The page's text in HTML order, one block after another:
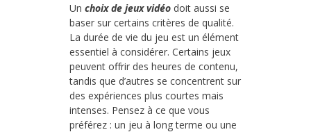
Un choix de jeux vidéo doit aussi se
baser sur certains critères de qualité.
La durée de vie du jeu est un élément
essentiel à considérer. Certains jeux
peuvent offrir des heures de contenu,
tandis que d’autres se concentrent sur
des expériences plus courtes mais
intenses. Pensez à ce que vous
préférez : un jeu à long terme ou une